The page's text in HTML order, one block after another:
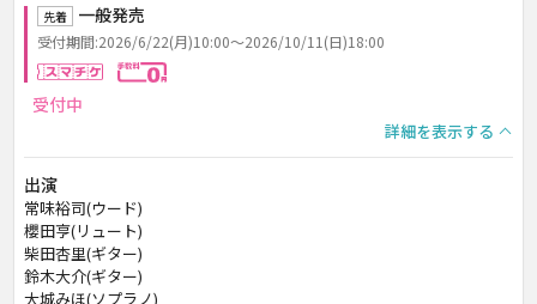
先着 一般発売
受付期間:2026/6/22(月)10:00～2026/10/11(日)18:00
スマチケ
受付中
詳細を表示する
出演
常味裕司(ウード)
櫻田亨(リュート)
柴田杏里(ギター)
鈴木大介(ギター)
大城みほ(ソプラノ)